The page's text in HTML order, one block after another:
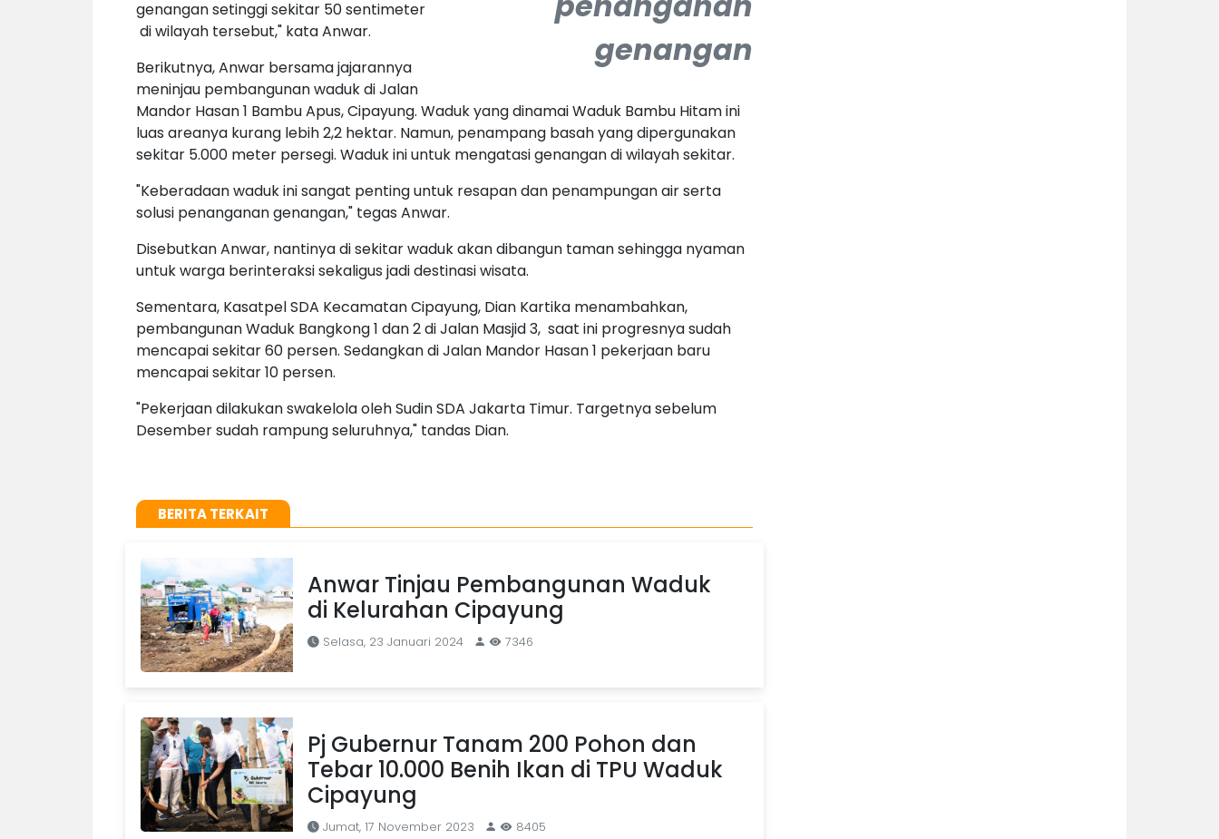
genangan
genangan setinggi sekitar 50 sentimeter
di wilayah tersebut," kata Anwar.
Berikutnya, Anwar bersama jajarannya
meninjau pembangunan waduk di Jalan
Mandor Hasan 1 Bambu Apus, Cipayung. Waduk yang dinamai Waduk Bambu Hitam ini
luas areanya kurang lebih 2,2 hektar. Namun, penampang basah yang dipergunakan
sekitar 5.000 meter persegi. Waduk ini untuk mengatasi genangan di wilayah sekitar.
"Keberadaan waduk ini sangat penting untuk resapan dan penampungan air serta
solusi penanganan genangan," tegas Anwar.
Disebutkan Anwar, nantinya di sekitar waduk akan dibangun taman sehingga nyaman
untuk warga berinteraksi sekaligus jadi destinasi wisata.
Sementara, Kasatpel SDA Kecamatan Cipayung, Dian Kartika menambahkan,
pembangunan Waduk Bangkong 1 dan 2 di Jalan Masjid 3, saat ini progresnya sudah
mencapai sekitar 60 persen. Sedangkan di Jalan Mandor Hasan 1 pekerjaan baru
mencapai sekitar 10 persen.
"Pekerjaan dilakukan swakelola oleh Sudin SDA Jakarta Timur. Targetnya sebelum
Desember sudah rampung seluruhnya," tandas Dian.
BERITA TERKAIT
Anwar Tinjau Pembangunan Waduk
di Kelurahan Cipayung
Selasa, 23 Januari 2024 7346
Pj Gubernur Tanam 200 Pohon dan
Tebar 10.000 Benih Ikan di TPU Waduk
Cipayung
Jumat, 17 November 2023 8405